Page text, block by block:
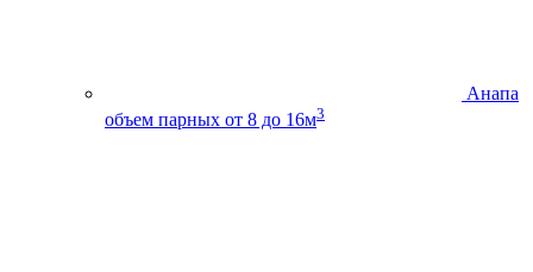
Анапа
объем парных от 8 до 16м3